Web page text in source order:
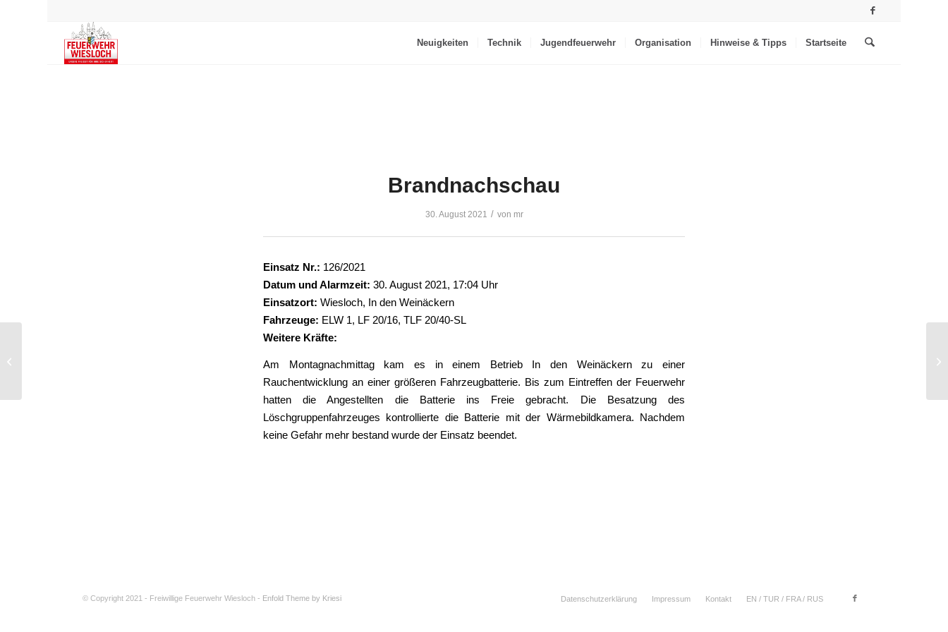
Neuigkeiten Technik Jugendfeuerwehr Organisation Hinweise & Tipps Startseite
Brandnachschau
30. August 2021 / von mr
Einsatz Nr.: 126/2021
Datum und Alarmzeit: 30. August 2021, 17:04 Uhr
Einsatzort: Wiesloch, In den Weinäckern
Fahrzeuge: ELW 1, LF 20/16, TLF 20/40-SL
Weitere Kräfte:
Am Montagnachmittag kam es in einem Betrieb In den Weinäckern zu einer
Rauchentwicklung an einer größeren Fahrzeugbatterie. Bis zum Eintreffen der Feuerwehr
hatten die Angestellten die Batterie ins Freie gebracht. Die Besatzung des
Löschgruppenfahrzeuges kontrollierte die Batterie mit der Wärmebildkamera. Nachdem
keine Gefahr mehr bestand wurde der Einsatz beendet.
© Copyright 2021 - Freiwillige Feuerwehr Wiesloch - Enfold Theme by Kriesi Datenschutzerklärung Impressum Kontakt EN / TUR / FRA / RUS